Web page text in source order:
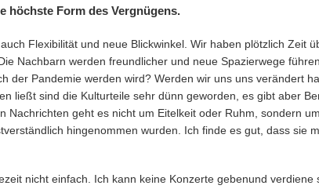
höchste Form des Vergnügens.
Flexibilität und neue Blickwinkel. Wir haben plötzlich Zeit
Nachbarn werden freundlicher und neue Spazierwege
der Pandemie werden wird? Werden wir uns uns verändert
ließt sind die Kulturteile sehr dünn geworden, es gibt aber
Nachrichten geht es nicht um Eitelkeit oder Ruhm, sondern
hingenommen wurden. Ich finde es gut, dass sie
nicht einfach. Ich kann keine Konzerte gebenund